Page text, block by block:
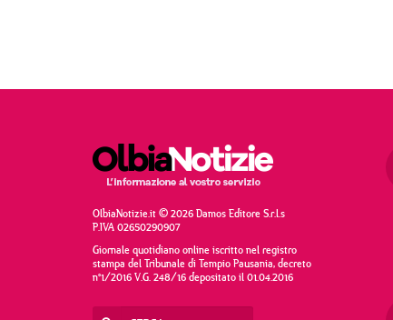
OlbiaNotizie.it © 2026 Damos Editore S.r.l.s
P.IVA 02650290907
Giornale quotidiano online iscritto nel registro
stampa del Tribunale di Tempio Pausania, decreto
n°1/2016 V.G. 248/16 depositato il 01.04.2016